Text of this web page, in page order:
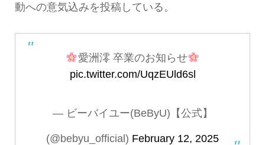
動への意気込みを投稿している。
愛洲澪 卒業のお知らせ
pic.twitter.com/UqzEUld6sl
— ビーバイユー(BeByU)【公式】
(@bebyu_official) February 12, 2025